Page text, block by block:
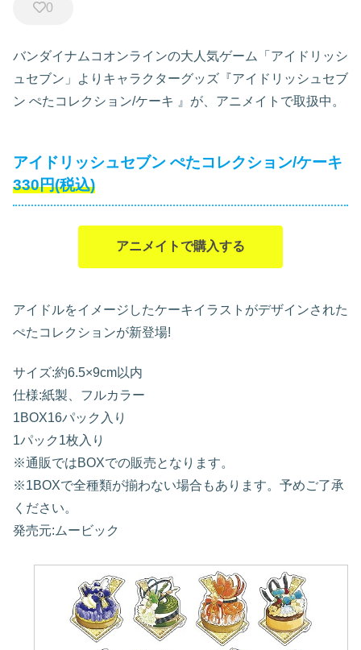
0
バンダイナムコオンラインの大人気ゲーム「アイドリッシ
ュセブン」よりキャラクターグッズ『アイドリッシュセブ
ン ぺたコレクション/ケーキ 』が、アニメイトで取扱中。
アイドリッシュセブン ぺたコレクション/ケーキ
330円(税込)
アニメイトで購入する
アイドルをイメージしたケーキイラストがデザインされた
ぺたコレクションが新登場!
サイズ:約6.5×9cm以内
仕様:紙製、フルカラー
1BOX16パック入り
1パック1枚入り
※通販ではBOXでの販売となります。
※1BOXで全種類が揃わない場合もあります。予めご了承
ください。
発売元:ムービック